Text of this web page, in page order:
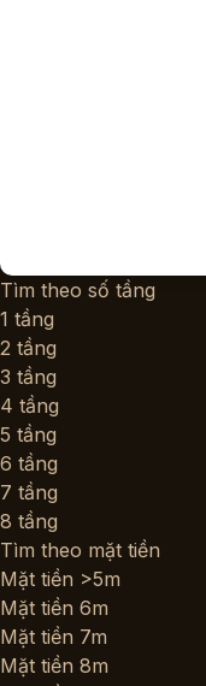
Tìm theo số tầng
1 tầng
2 tầng
3 tầng
4 tầng
5 tầng
6 tầng
7 tầng
8 tầng
Tìm theo mặt tiền
Mặt tiền >5m
Mặt tiền 6m
Mặt tiền 7m
Mặt tiền 8m